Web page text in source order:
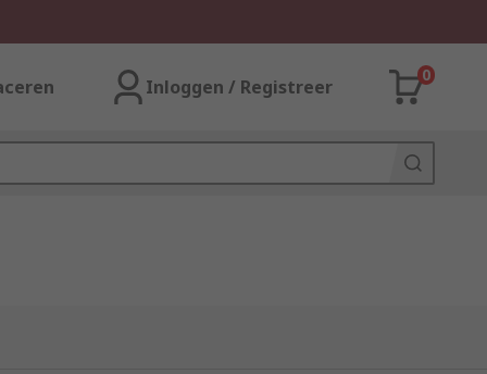
Inloggen / Registreer
0